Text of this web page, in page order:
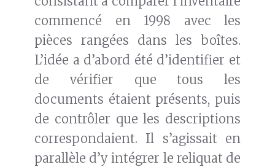
commencé en 1998 avec les
pièces rangées dans les boîtes.
L’idée a d’abord été d’identifier et
de vérifier que tous les
documents étaient présents, puis
de contrôler que les descriptions
correspondaient. Il s’agissait en
parallèle d’y intégrer le reliquat de